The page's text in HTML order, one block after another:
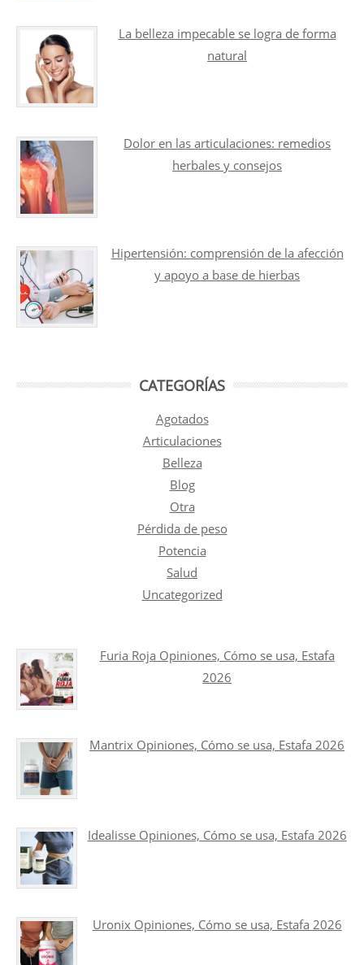
La belleza impecable se logra de forma
natural
Dolor en las articulaciones: remedios
herbales y consejos
Hipertensión: comprensión de la afección
y apoyo a base de hierbas
CATEGORÍAS
Agotados
Articulaciones
Belleza
Blog
Otra
Pérdida de peso
Potencia
Salud
Uncategorized
Furia Roja Opiniones, Cómo se usa, Estafa
2026
Mantrix Opiniones, Cómo se usa, Estafa 2026
Idealisse Opiniones, Cómo se usa, Estafa 2026
Uronix Opiniones, Cómo se usa, Estafa 2026